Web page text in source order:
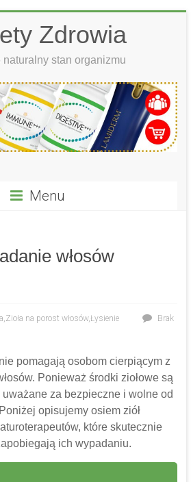
Zdrowia
naturalny stan organizmu
Menu
włosów
,Zioła na porost włosów,Łysienie
Brak
pomagają osobom cierpiącym z
Ponieważ środki ziołowe są
za bezpieczne i wolne od
opisujemy osiem ziół
które skutecznie
ich wypadaniu.